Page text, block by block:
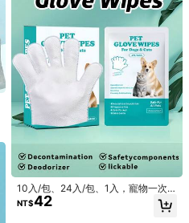
Yegbong宠物牙齿和手指湿巾 - 消除
口臭、去除牙垢、美白牙齿。狗狗口
腔护理指套
NT$73
10入/包、24入/包、1入，寵物一次
性美容手套、濕紙巾，適用於貓與
狗，全身清潔、保濕、乾洗、寵物濕
NT$42